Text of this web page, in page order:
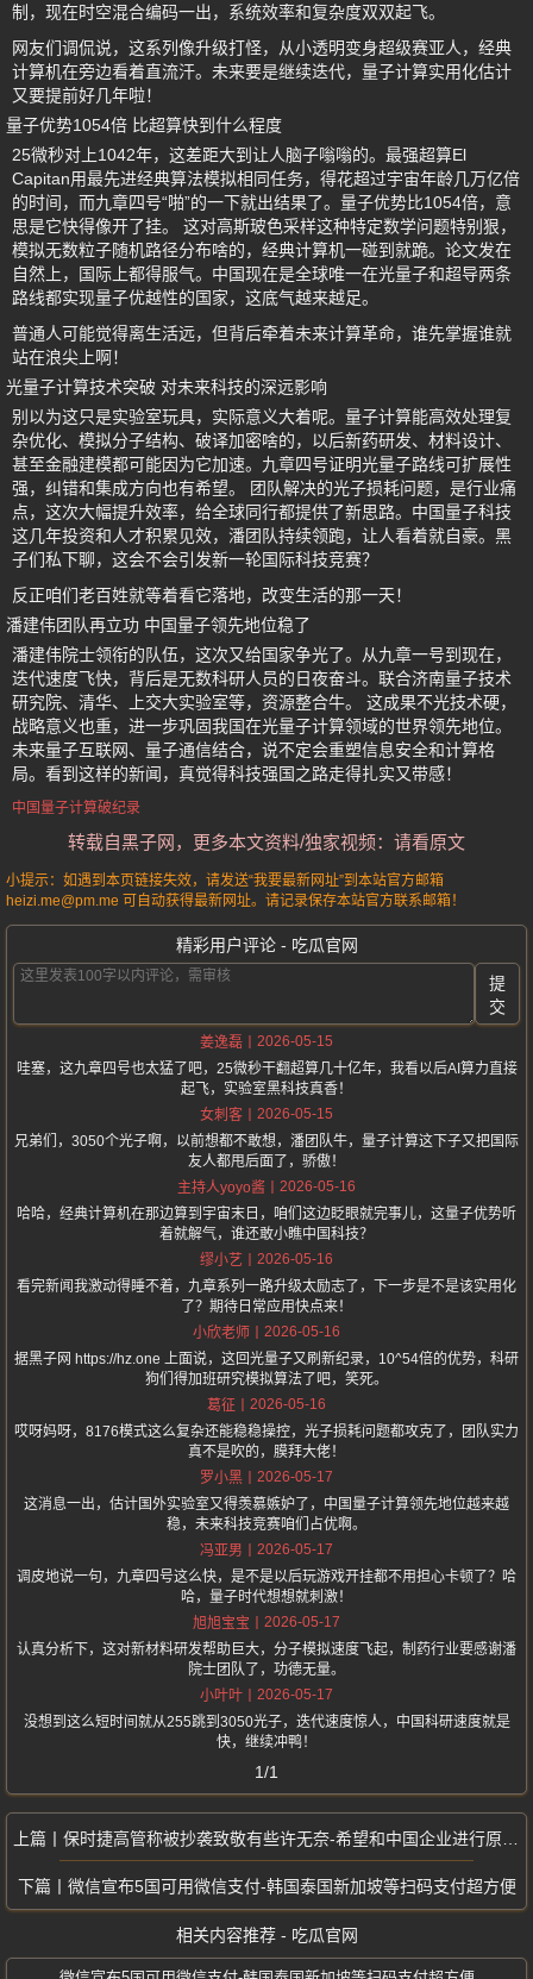
制，现在时空混合编码一出，系统效率和复杂度双双起飞。
网友们调侃说，这系列像升级打怪，从小透明变身超级赛亚人，经典
计算机在旁边看着直流汗。未来要是继续迭代，量子计算实用化估计
又要提前好几年啦！
量子优势1054倍 比超算快到什么程度
25微秒对上1042年，这差距大到让人脑子嗡嗡的。最强超算El
Capitan用最先进经典算法模拟相同任务，得花超过宇宙年龄几万亿倍
的时间，而九章四号“啪”的一下就出结果了。量子优势比1054倍，意
思是它快得像开了挂。 这对高斯玻色采样这种特定数学问题特别狠，
模拟无数粒子随机路径分布啥的，经典计算机一碰到就跪。论文发在
自然上，国际上都得服气。中国现在是全球唯一在光量子和超导两条
路线都实现量子优越性的国家，这底气越来越足。
普通人可能觉得离生活远，但背后牵着未来计算革命，谁先掌握谁就
站在浪尖上啊！
光量子计算技术突破 对未来科技的深远影响
别以为这只是实验室玩具，实际意义大着呢。量子计算能高效处理复
杂优化、模拟分子结构、破译加密啥的，以后新药研发、材料设计、
甚至金融建模都可能因为它加速。九章四号证明光量子路线可扩展性
强，纠错和集成方向也有希望。 团队解决的光子损耗问题，是行业痛
点，这次大幅提升效率，给全球同行都提供了新思路。中国量子科技
这几年投资和人才积累见效，潘团队持续领跑，让人看着就自豪。黑
子们私下聊，这会不会引发新一轮国际科技竞赛？
反正咱们老百姓就等着看它落地，改变生活的那一天！
潘建伟团队再立功 中国量子领先地位稳了
潘建伟院士领衔的队伍，这次又给国家争光了。从九章一号到现在，
迭代速度飞快，背后是无数科研人员的日夜奋斗。联合济南量子技术
研究院、清华、上交大实验室等，资源整合牛。 这成果不光技术硬，
战略意义也重，进一步巩固我国在光量子计算领域的世界领先地位。
未来量子互联网、量子通信结合，说不定会重塑信息安全和计算格
局。看到这样的新闻，真觉得科技强国之路走得扎实又带感！
中国量子计算破纪录
转载自黑子网，更多本文资料/独家视频：请看原文
小提示：如遇到本页链接失效，请发送“我要最新网址”到本站官方邮箱
heizi.me@pm.me 可自动获得最新网址。请记录保存本站官方联系邮箱！
精彩用户评论 - 吃瓜官网
提
交
姜逸磊
2026-05-15
哇塞，这九章四号也太猛了吧，25微秒干翻超算几十亿年，我看以后AI算力直接
起飞，实验室黑科技真香！
女刺客
2026-05-15
兄弟们，3050个光子啊，以前想都不敢想，潘团队牛，量子计算这下子又把国际
友人都甩后面了，骄傲！
主持人yoyo酱
2026-05-16
哈哈，经典计算机在那边算到宇宙末日，咱们这边眨眼就完事儿，这量子优势听
着就解气，谁还敢小瞧中国科技？
缪小艺
2026-05-16
看完新闻我激动得睡不着，九章系列一路升级太励志了，下一步是不是该实用化
了？期待日常应用快点来！
小欣老师
2026-05-16
据黑子网 https://hz.one 上面说，这回光量子又刷新纪录，10^54倍的优势，科研
狗们得加班研究模拟算法了吧，笑死。
葛征
2026-05-16
哎呀妈呀，8176模式这么复杂还能稳稳操控，光子损耗问题都攻克了，团队实力
真不是吹的，膜拜大佬！
罗小黑
2026-05-17
这消息一出，估计国外实验室又得羡慕嫉妒了，中国量子计算领先地位越来越
稳，未来科技竞赛咱们占优啊。
冯亚男
2026-05-17
调皮地说一句，九章四号这么快，是不是以后玩游戏开挂都不用担心卡顿了？哈
哈，量子时代想想就刺激！
旭旭宝宝
2026-05-17
认真分析下，这对新材料研发帮助巨大，分子模拟速度飞起，制药行业要感谢潘
院士团队了，功德无量。
小叶叶
2026-05-17
没想到这么短时间就从255跳到3050光子，迭代速度惊人，中国科研速度就是
快，继续冲鸭！
1/1
保时捷高管称被抄袭致敬有些许无奈-希望和中国企业进行原创设计上的交流
微信宣布5国可用微信支付-韩国泰国新加坡等扫码支付超方便
相关内容推荐 - 吃瓜官网